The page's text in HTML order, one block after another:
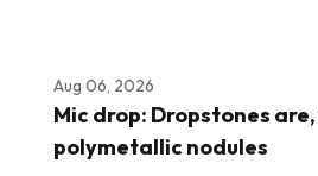
Aug 06, 2026
Mic drop: Dropstones
polymetallic nodules